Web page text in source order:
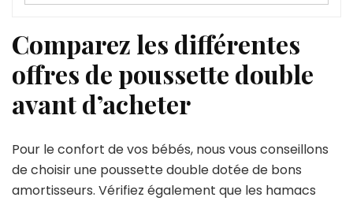
Comparez les différentes
offres de poussette double
avant d’acheter
Pour le confort de vos bébés, nous vous conseillons
de choisir une poussette double dotée de bons
amortisseurs. Vérifiez également que les hamacs